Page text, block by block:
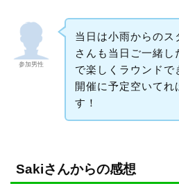
参加男性
当日は小雨からの
さんも当日ご一緒し
で楽しくラウンドで
開催に予定空いてれ
す！
Sakiさんからの感想